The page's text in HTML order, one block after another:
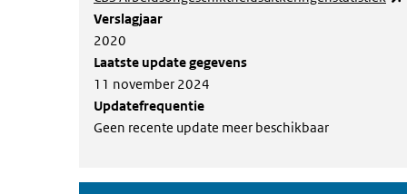
Verslagjaar
2020
Laatste update gegevens
11 november 2024
Updatefrequentie
Geen recente update meer beschikbaar